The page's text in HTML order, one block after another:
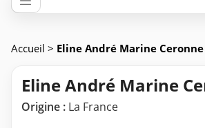
Accueil > Eline André Marine Ceronne
Eline André Marine
Origine : La France